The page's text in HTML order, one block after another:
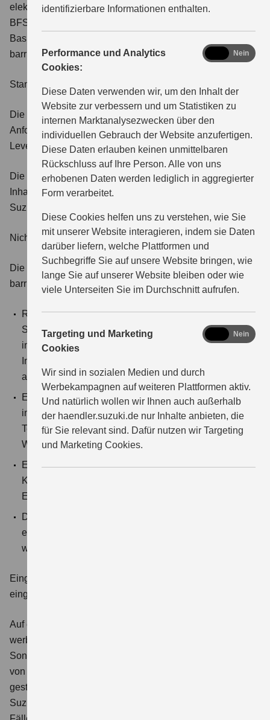
identifizierbare Informationen enthalten.
Performance und Analytics
Cookies:
Diese Daten verwenden wir, um den Inhalt der
Website zur verbessern und um Statistiken zu
internen Marktanalysezwecken über den
individuellen Gebrauch der Website anzufertigen.
Diese Daten erlauben keinen unmittelbaren
Rückschluss auf Ihre Person. Alle von uns
erhobenen Daten werden lediglich in aggregierter
Form verarbeitet.
Diese Cookies helfen uns zu verstehen, wie Sie
mit unserer Website interagieren, indem sie Daten
darüber liefern, welche Plattformen und
Suchbegriffe Sie auf unsere Website bringen, wie
lange Sie auf unserer Website bleiben oder wie
viele Unterseiten Sie im Durchschnitt aufrufen.
analyticsNein
Targeting und Marketing
Cookies
Wir sind in sozialen Medien und durch
Werbekampagnen auf weiteren Plattformen aktiv.
Und natürlich wollen wir Ihnen auch außerhalb
der haendler.suzuki.de nur Inhalte anbieten, die
für Sie relevant sind. Dafür nutzen wir Targeting
und Marketing Cookies.
marketing
Nein
elektronischen Geschäftsverkehr im Sinne von § 2 Nr. 26
BFSG handelt), erfolgt die Umsetzung auf freiwilliger
Basis, um den Nutzerinnen und Nutzern einen
barrierefreien Zugang zu ermöglichen.
Stand der Vereinbarkeit
Die Website ist in wesentlichen Bereichen mit den
Anforderungen an die Barrierefreiheit gemäß WCAG 2.1,
Level AA, vereinbar.
Die technische Struktur sowie alle zentral eingebundenen
Inhalte (z. B. Modellseiten, Angebotsmodule) werden durch
Suzuki Deutschland barrierefrei bereitgestellt.
Nicht barrierefreie Inhalte
Die folgenden Inhalte sind teilweise noch nicht vollständig
barrierefrei:
Rechtlich erforderliche Hinweise (z. B. zu
Sonderausstattungen), die aus gestalterischen Gründen
in Fahrzeugvisuals eingebettet wurden. Diese
Informationen werden zusätzlich in Textform
angegeben.
Einzelne durch den Händler selbst eingepflegte Inhalte,
insbesondere PDF-Dokumente, Bilder und
Textbausteine, entsprechen nicht durchgehend den
WCAG-Kriterien.
Einbindung externer Inhalte (z. B. YouTube,
Kartendienste), auf deren Barrierefreiheit wir keinen
Einfluss haben.
Die Bedienbarkeit einzelner Elemente kann teilweise
eingeschränkt sein, an der Behebung dieser Barrieren
wird kontinuierlich gearbeitet.
Eingeschränkte Barrierefreiheit bei gestalterisch
eingebetteten Texten
Auf einigen Seiten dieser Website sind rechtlich oder
werblich notwendige Hinweise (z. B. zu
Sonderausstattungen oder Verbrauchsangaben) innerhalb
von Bildmaterialien (Visuals) eingebettet. Aus Gründen der
gestalterischen Kohärenz mit dem Corporate Design von
Suzuki sowie technischer Einbindungen war es in diesen